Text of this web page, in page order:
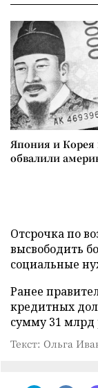
Япония и Корея
обвалили
Отсрочка по
высвободить
социальные
Ранее
кредитных
сумму 31 млрд
Текст: Ольга